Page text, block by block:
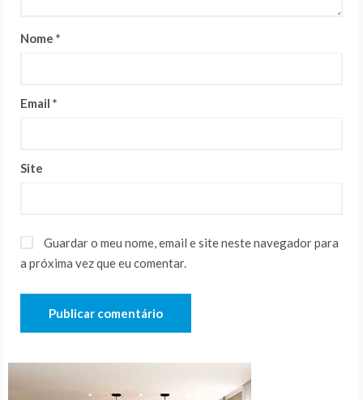
Nome *
Email *
Site
Guardar o meu nome, email e site neste navegador para
a próxima vez que eu comentar.